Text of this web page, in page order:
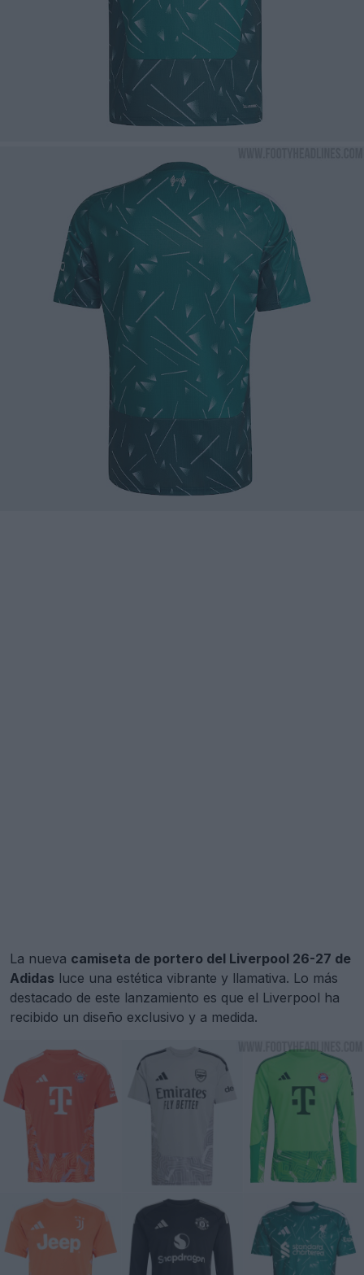
La nueva camiseta de portero del Liverpool 26-27 de
Adidas luce una estética vibrante y llamativa. Lo más
destacado de este lanzamiento es que el Liverpool ha
recibido un diseño exclusivo y a medida.